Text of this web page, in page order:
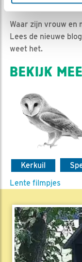
Vind ik leuk|
Waar zijn vrouw en
Lees de nieuwe blog
weet het.
BEKIJK
Kerkuil
Lente filmpjes